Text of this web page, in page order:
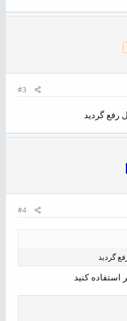
#3
رفع گردید
#4
گردید
کنید